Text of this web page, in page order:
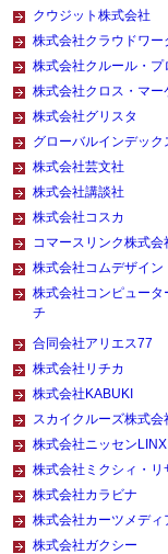
クウジット株式会社
株式会社クラウドワー
株式会社クルール・プ
株式会社クロス・マー
株式会社グリスタ
グローバルインデック
株式会社芸文社
株式会社講談社
株式会社コスカ
コマースリンク株式会
株式会社コムデザイン
株式会社コンピュー
チ
合同会社アリエス77
株式会社リチカ
株式会社KABUKI
スカイクルーズ株式会
株式会社ニッセンLINX
株式会社ミクシィ・リ
株式会社カラビナ
株式会社カーツメディ
株式会社ガクシー